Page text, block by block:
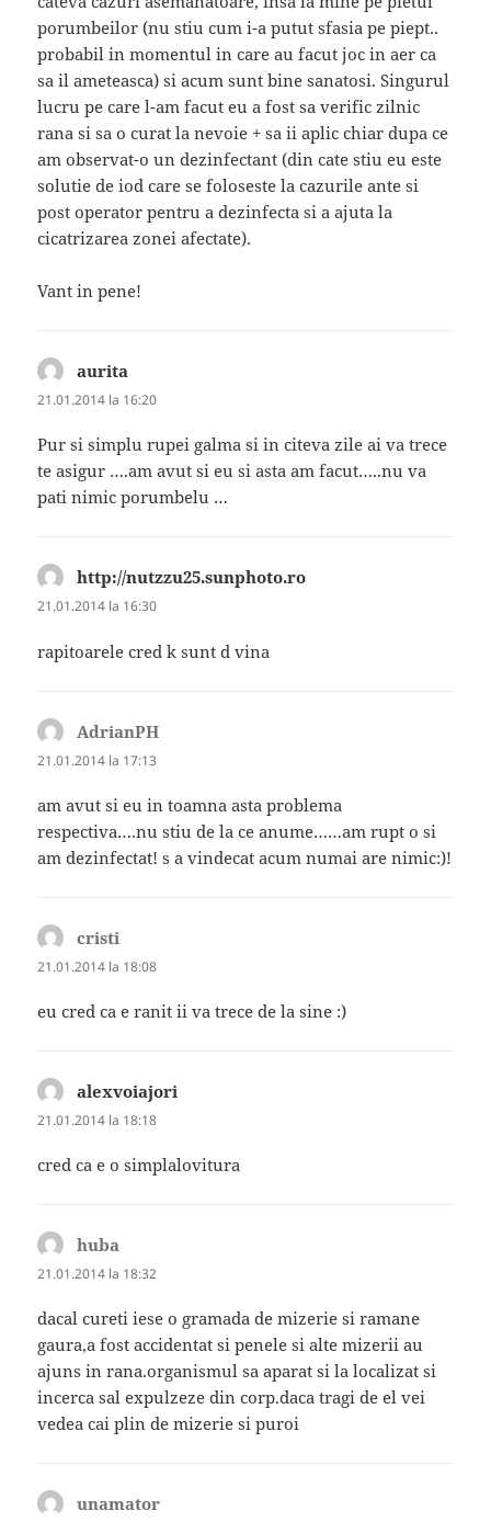
porumbeilor (nu stiu cum i-a putut sfasia pe piept..
probabil in momentul in care au facut joc in aer ca
sa il ameteasca) si acum sunt bine sanatosi. Singurul
lucru pe care l-am facut eu a fost sa verific zilnic
rana si sa o curat la nevoie + sa ii aplic chiar dupa ce
am observat-o un dezinfectant (din cate stiu eu este
solutie de iod care se foloseste la cazurile ante si
post operator pentru a dezinfecta si a ajuta la
cicatrizarea zonei afectate).
Vant in pene!
aurita
21.01.2014 la 16:20
Pur si simplu rupei galma si in citeva zile ai va trece
te asigur ….am avut si eu si asta am facut…..nu va
pati nimic porumbelu …
http://nutzzu25.sunphoto.ro
21.01.2014 la 16:30
rapitoarele cred k sunt d vina
AdrianPH
21.01.2014 la 17:13
am avut si eu in toamna asta problema
respectiva….nu stiu de la ce anume……am rupt o si
am dezinfectat! s a vindecat acum numai are nimic:)!
cristi
21.01.2014 la 18:08
eu cred ca e ranit ii va trece de la sine :)
alexvoiajori
21.01.2014 la 18:18
cred ca e o simplalovitura
huba
21.01.2014 la 18:32
dacal cureti iese o gramada de mizerie si ramane
gaura,a fost accidentat si penele si alte mizerii au
ajuns in rana.organismul sa aparat si la localizat si
incerca sal expulzeze din corp.daca tragi de el vei
vedea cai plin de mizerie si puroi
unamator